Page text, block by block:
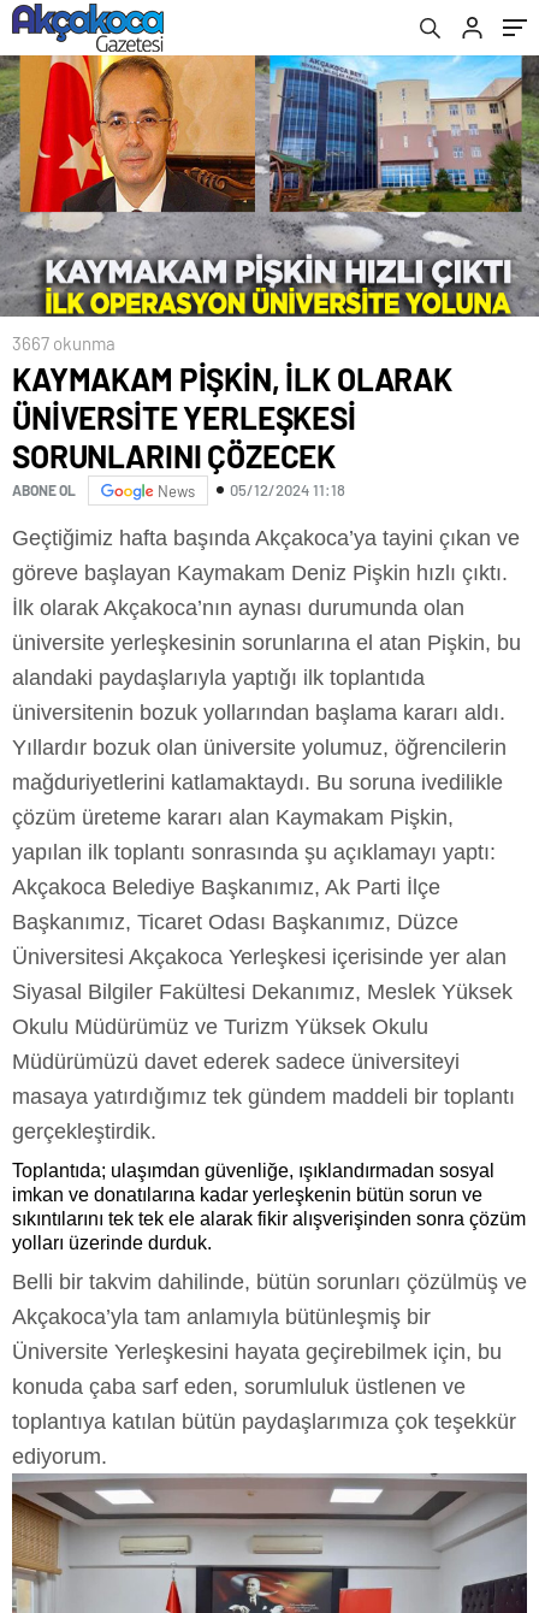
ÇÖZECEK
3667 okunma
KAYMAKAM PİŞKİN, İLK OLARAK
ÜNİVERSİTE YERLEŞKESİ
SORUNLARINI ÇÖZECEK
ABONE OL News 05/12/2024 11:18
Geçtiğimiz hafta başında Akçakoca’ya tayini çıkan ve
göreve başlayan Kaymakam Deniz Pişkin hızlı çıktı.
İlk olarak Akçakoca’nın aynası durumunda olan
üniversite yerleşkesinin sorunlarına el atan Pişkin, bu
alandaki paydaşlarıyla yaptığı ilk toplantıda
üniversitenin bozuk yollarından başlama kararı aldı.
Yıllardır bozuk olan üniversite yolumuz, öğrencilerin
mağduriyetlerini katlamaktaydı. Bu soruna ivedilikle
çözüm üreteme kararı alan Kaymakam Pişkin,
yapılan ilk toplantı sonrasında şu açıklamayı yaptı:
Akçakoca Belediye Başkanımız, Ak Parti İlçe
Başkanımız, Ticaret Odası Başkanımız, Düzce
Üniversitesi Akçakoca Yerleşkesi içerisinde yer alan
Siyasal Bilgiler Fakültesi Dekanımız, Meslek Yüksek
Okulu Müdürümüz ve Turizm Yüksek Okulu
Müdürümüzü davet ederek sadece üniversiteyi
masaya yatırdığımız tek gündem maddeli bir toplantı
gerçekleştirdik.
Toplantıda; ulaşımdan güvenliğe, ışıklandırmadan sosyal
imkan ve donatılarına kadar yerleşkenin bütün sorun ve
sıkıntılarını tek tek ele alarak fikir alışverişinden sonra çözüm
yolları üzerinde durduk.
Belli bir takvim dahilinde, bütün sorunları çözülmüş ve
Akçakoca’yla tam anlamıyla bütünleşmiş bir
Üniversite Yerleşkesini hayata geçirebilmek için, bu
konuda çaba sarf eden, sorumluluk üstlenen ve
toplantıya katılan bütün paydaşlarımıza çok teşekkür
ediyorum.